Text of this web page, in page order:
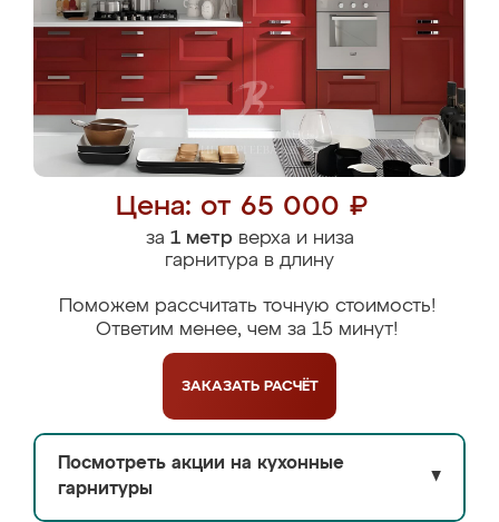
Цена: от 65 000 ₽
за 1 метрверха и низа
гарнитура в длину
Поможем рассчитать точную стоимость!
Ответим менее, чем за 15 минут!
ЗАКАЗАТЬ РАСЧЁТ
Посмотреть акции на кухонные
гарнитуры
▼